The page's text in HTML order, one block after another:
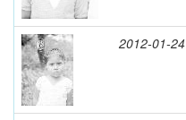
2012-01-24